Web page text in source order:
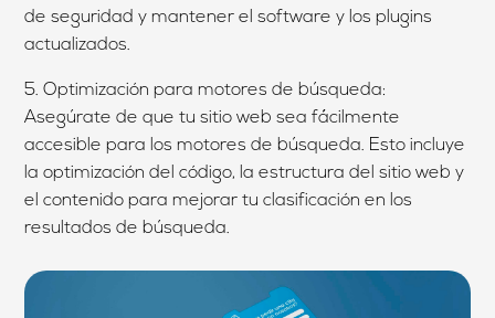
de seguridad y mantener el software y los plugins
actualizados.
5. Optimización para motores de búsqueda:
Asegúrate de que tu sitio web sea fácilmente
accesible para los motores de búsqueda. Esto incluye
la optimización del código, la estructura del sitio web y
el contenido para mejorar tu clasificación en los
resultados de búsqueda.